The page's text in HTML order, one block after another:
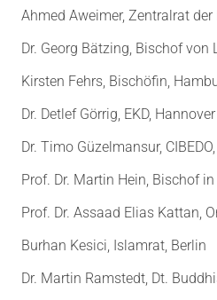
Ahmed Aweimer, Zentralrat
Dr. Georg Bätzing, Bischof von
Kirsten Fehrs, Bischöfin,
Dr. Detlef Görrig, EKD, Hannover
Dr. Timo Güzelmansur,
Prof. Dr. Martin Hein, Bischof
Prof. Dr. Assaad Elias Kattan,
Burhan Kesici, Islamrat, Berlin
Dr. Martin Ramstedt, Dt.